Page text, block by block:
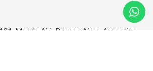
121, Mar de Ajó, Buenos Aires, Argentina